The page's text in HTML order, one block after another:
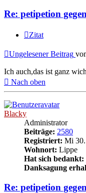
Re: petipetion
Zitat
Ungelesener Beitrag
Ich auch,das ist ganz
Nach oben
Blacky
Administrator
Beiträge: 2580
Registriert: Mi 30.
Wohnort: Lippe
Hat sich bedankt:
Danksagung
Re: petipetion